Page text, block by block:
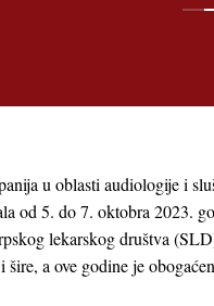
u oblasti audiologije i
od 5. do 7. oktobra 2023.
lekarskog društva
šire, a ove godine je